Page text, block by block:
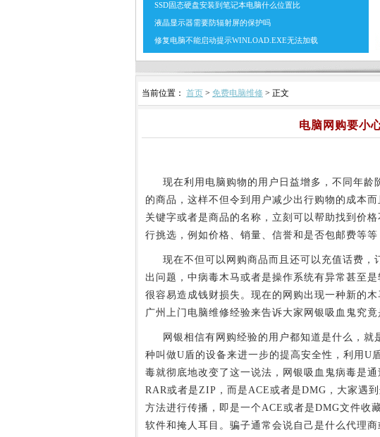
SSD固态硬盘安装到笔记本电脑什么位置比
液晶显示器需要防辐射屏的保护吗
修复电脑不能启动提示WINLOAD.EXE无法加载
当前位置： 首页 > 免费电脑维修 > 正文
电脑网购要小
现在利用电脑购物的用户日益增多，不同年龄
的商品，这样不但令到用户减少出行购物的成本
关键字或者是商品的名称，立刻可以帮助找到价
行挑选，例如价格、销量、信誉和是否包邮费等等
现在不但可以网购商品而且还可以充值话费，
出问题，中病毒木马或者是操作系统有异常甚至
很容易造成钱财损失。现在的网购出现一种新的
广州上门电脑维修经验来告诉大家网银吸血鬼究竟
网银相信有网购经验的用户都知道是什么，就
种叫做U盾的设备来进一步的提高安全性，利用U
毒就彻底地改变了这一说法，网银吸血鬼病毒是
RAR或者是ZIP，而是ACE或者是DMG，大家遇
方法进行传播，即是一个ACE或者是DMG文件收
软件和掩人耳目。骗子通常会说自己是什么代理